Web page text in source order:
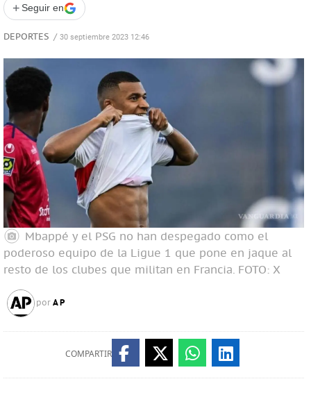
+ Seguir en
DEPORTES / 30 septiembre 2023 12:46
Mbappé y el PSG no han despegado como el
poderoso equipo de la Ligue 1 que pone en jaque al
resto de los clubes que militan en Francia. FOTO: X
por AP
COMPARTIR